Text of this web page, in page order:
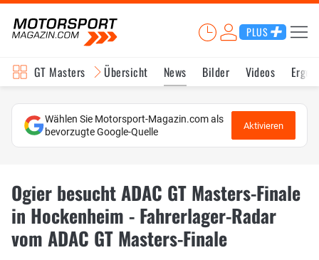
PLUS
GT Masters Übersicht News Bilder Videos
Wählen Sie Motorsport-Magazin.com als
bevorzugte Google-Quelle
Aktivieren
Ogier besucht ADAC GT Masters-Finale
in Hockenheim - Fahrerlager-Radar
vom ADAC GT Masters-Finale